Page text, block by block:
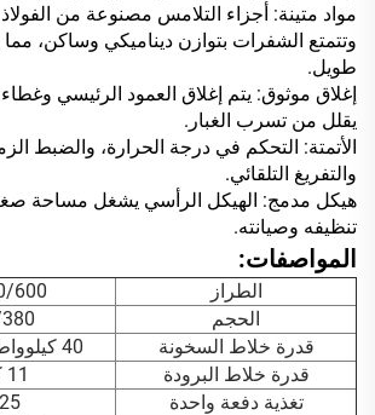
مواد متينة: أجزاء التلامس مصنوعة من الفولاذ
وتتمتع الشفرات بتوازن ديناميكي وساكن،
طويل.
إغلاق موثوق: يتم إغلاق العمود الرئيسي
يقلل من تسرب الغبار.
الأتمتة: التحكم في درجة الحرارة، والضبط
والتفريغ التلقائي.
هيكل مدمج: الهيكل الرأسي يشغل مساحة
تنظيفه وصيانته.
المواصفات:
الطراز
600
الحجم
225/
قدرة خلاط السخونة
40 كيلوواط / 55 كيلوواط
قدرة خلاط البرودة
11 كيلوواط
تغذية دفعة واحدة
125